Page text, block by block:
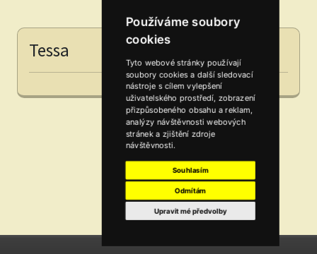
Používáme soubory
cookies
Tyto webové stránky používají
soubory cookies a další sledovací
nástroje s cílem vylepšení
uživatelského prostředí, zobrazení
přizpůsobeného obsahu a reklam,
analýzy návštěvnosti webových
stránek a zjištění zdroje
návštěvnosti.
Souhlasím
Odmítám
Upravit mé předvolby
Tessa